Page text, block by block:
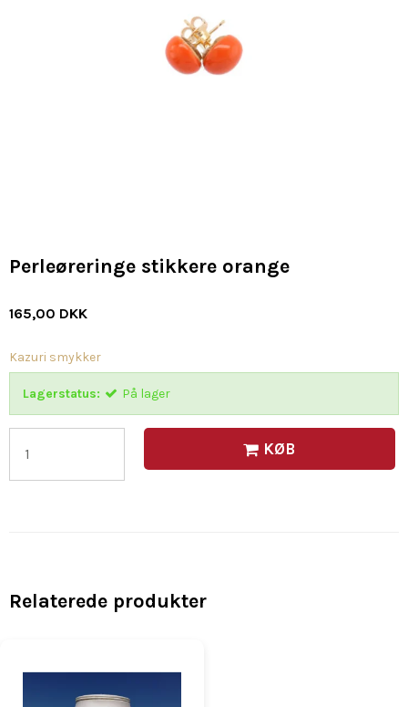
Perleøreringe stikkere orange
165,00 DKK
Kazuri smykker
Lagerstatus: På lager
KØB
Relaterede produkter